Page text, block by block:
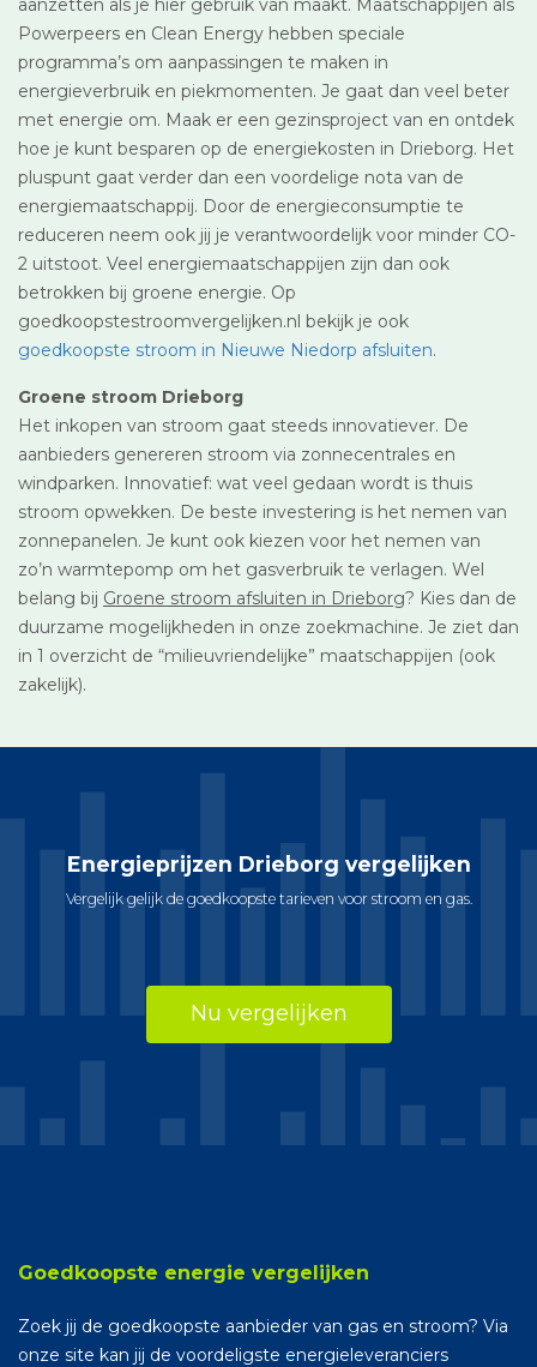
aanzetten als je hier gebruik van maakt. Maatschappijen als
Powerpeers en Clean Energy hebben speciale
programma’s om aanpassingen te maken in
energieverbruik en piekmomenten. Je gaat dan veel beter
met energie om. Maak er een gezinsproject van en ontdek
hoe je kunt besparen op de energiekosten in Drieborg. Het
pluspunt gaat verder dan een voordelige nota van de
energiemaatschappij. Door de energieconsumptie te
reduceren neem ook jij je verantwoordelijk voor minder CO-
2 uitstoot. Veel energiemaatschappijen zijn dan ook
betrokken bij groene energie. Op
goedkoopstestroomvergelijken.nl bekijk je ook
goedkoopste stroom in Nieuwe Niedorp afsluiten.
Groene stroom Drieborg
Het inkopen van stroom gaat steeds innovatiever. De
aanbieders genereren stroom via zonnecentrales en
windparken. Innovatief: wat veel gedaan wordt is thuis
stroom opwekken. De beste investering is het nemen van
zonnepanelen. Je kunt ook kiezen voor het nemen van
zo’n warmtepomp om het gasverbruik te verlagen. Wel
belang bij Groene stroom afsluiten in Drieborg? Kies dan de
duurzame mogelijkheden in onze zoekmachine. Je ziet dan
in 1 overzicht de “milieuvriendelijke” maatschappijen (ook
zakelijk).
Energieprijzen Drieborg vergelijken
Vergelijk gelijk de goedkoopste tarieven voor stroom en gas.
Nu vergelijken
Goedkoopste energie vergelijken
Zoek jij de goedkoopste aanbieder van gas en stroom? Via
onze site kan jij de voordeligste energieleveranciers